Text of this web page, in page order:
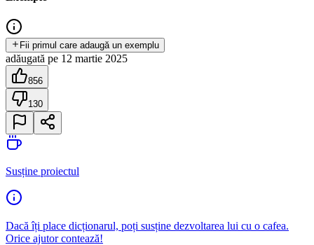
Fii primul care adaugă un exemplu
adăugată pe 12 martie 2025
856
130
Susține proiectul
Dacă îți place dicționarul, poți susține dezvoltarea lui cu o cafea.
Orice ajutor contează!